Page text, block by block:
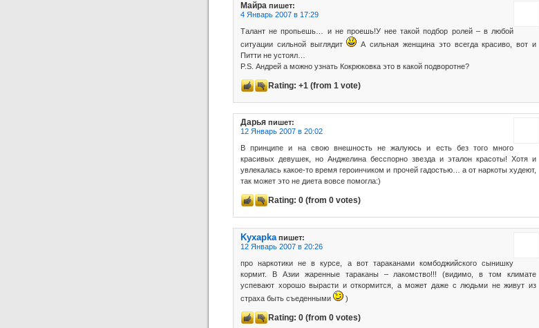
Майра пишет:
4 Январь 2007 в 17:29
Талант не пропьешь… и не проешь!У нее такой подбор ролей – в любой
ситуации сильной выглядит
А сильная женщина это всегда красиво, вот и
Питти не устоял…
P.S. Андрей а можно узнать Кокрюковка это в какой подворотне?
Rating: +1 (from 1 vote)
Дарья пишет:
12 Январь 2007 в 20:02
В принципе и на свою внешность не жалуюсь и есть без того много
красивых девушек, но Анджелина бесспорно звезда и эталон красоты! Хотя и
увлекалась какое-то время героинчиком и прочей гадостью… а от наркоты худеют,
так может это не диета вовсе помогла:)
Rating: 0 (from 0 votes)
Kyxapka пишет:
12 Январь 2007 в 20:26
про наркотики не в курсе, а вот тараканами комбоджийского сынишку
кормит. В Азии жаренные тараканы – лакомство!!! (видимо, в том климате
успевают хорошо вырасти и откормится, а может даже с людьми не живут из
страха быть съеденными
)
Rating: 0 (from 0 votes)